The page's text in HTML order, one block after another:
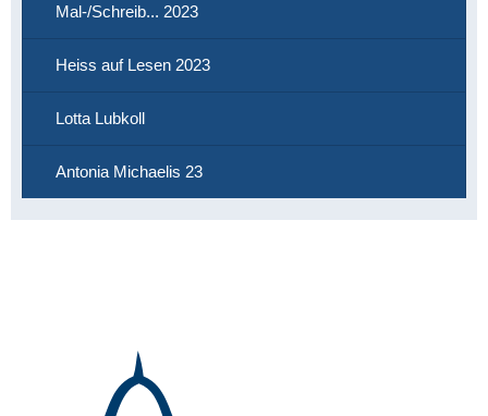
Mal-/Schreib... 2023
Heiss auf Lesen 2023
Lotta Lubkoll
Antonia Michaelis 23